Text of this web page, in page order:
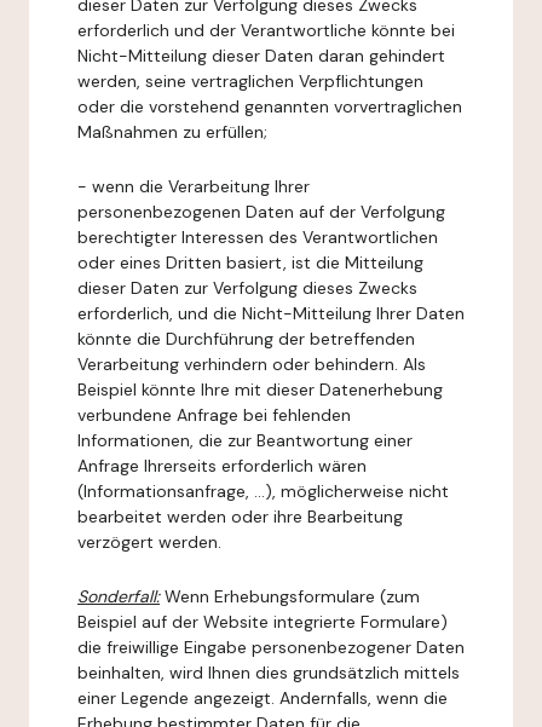
dieser Daten zur Verfolgung dieses Zwecks
erforderlich und der Verantwortliche könnte bei
Nicht-Mitteilung dieser Daten daran gehindert
werden, seine vertraglichen Verpflichtungen
oder die vorstehend genannten vorvertraglichen
Maßnahmen zu erfüllen;
- wenn die Verarbeitung Ihrer
personenbezogenen Daten auf der Verfolgung
berechtigter Interessen des Verantwortlichen
oder eines Dritten basiert, ist die Mitteilung
dieser Daten zur Verfolgung dieses Zwecks
erforderlich, und die Nicht-Mitteilung Ihrer Daten
könnte die Durchführung der betreffenden
Verarbeitung verhindern oder behindern. Als
Beispiel könnte Ihre mit dieser Datenerhebung
verbundene Anfrage bei fehlenden
Informationen, die zur Beantwortung einer
Anfrage Ihrerseits erforderlich wären
(Informationsanfrage, ...), möglicherweise nicht
bearbeitet werden oder ihre Bearbeitung
verzögert werden.
Sonderfall:Wenn Erhebungsformulare (zum
Beispiel auf der Website integrierte Formulare)
die freiwillige Eingabe personenbezogener Daten
beinhalten, wird Ihnen dies grundsätzlich mittels
einer Legende angezeigt. Andernfalls, wenn die